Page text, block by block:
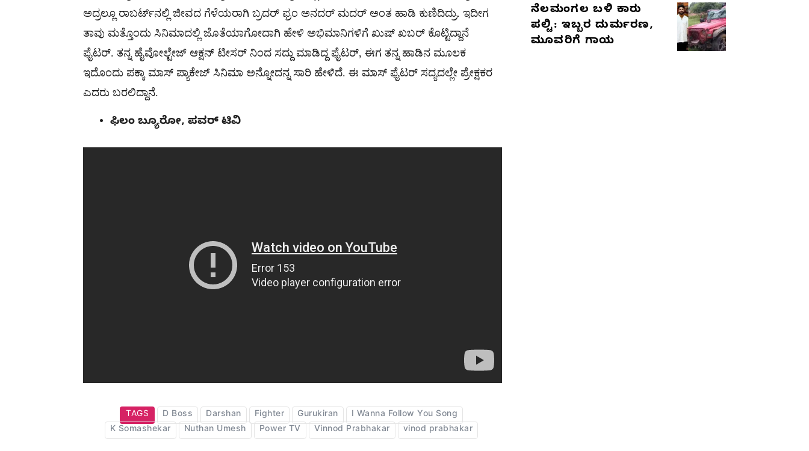
ಅದ್ರಲ್ಲೂ ರಾಬರ್ಟ್​​ನಲ್ಲಿ ಜೀವದ ಗೆಳೆಯರಾಗಿ ಬ್ರದರ್ ಫ್ರಂ ಅನದರ್ ಮದರ್ ಅಂತ ಹಾಡಿ ಕುಣಿದಿದ್ರು. ಇದೀಗ
ತಾವು ಮತ್ತೊಂದು ಸಿನಿಮಾದಲ್ಲಿ ಜೊತೆಯಾಗೋದಾಗಿ ಹೇಳಿ ಅಭಿಮಾನಿಗಳಿಗೆ ಖುಷ್ ಖಬರ್ ಕೊಟ್ಟಿದ್ದಾನೆ
ಫೈಟರ್. ತನ್ನ ಹೈವೋಲ್ಟೇಜ್ ಆಕ್ಷನ್ ಟೀಸರ್ ನಿಂದ ಸದ್ದು ಮಾಡಿದ್ದ ಫೈಟರ್, ಈಗ ತನ್ನ ಹಾಡಿನ ಮೂಲಕ
ಇದೊಂದು ಪಕ್ಕಾ ಮಾಸ್ ಪ್ಯಾಕೇಜ್ ಸಿನಿಮಾ ಅನ್ನೋದನ್ನ ಸಾರಿ ಹೇಳಿದೆ. ಈ ಮಾಸ್ ಫೈಟರ್ ಸದ್ಯದಲ್ಲೇ ಪ್ರೇಕ್ಷಕರ
ಎದರು ಬರಲಿದ್ದಾನೆ.
ಫಿಲಂ ಬ್ಯೂರೋ, ಪವರ್ ಟಿವಿ
TAGS D Boss Darshan Fighter Gurukiran
I Wanna Follow You Song
K Somashekar
Nuthan Umesh Power TV Vinnod Prabhakar vinod prabhakar
ನೆಲಮಂಗಲ ಬಳಿ ಕಾರು
ಪಲ್ಟಿ: ಇಬ್ಬರ ದುರ್ಮರಣ,
ಮೂವರಿಗೆ ಗಾಯ